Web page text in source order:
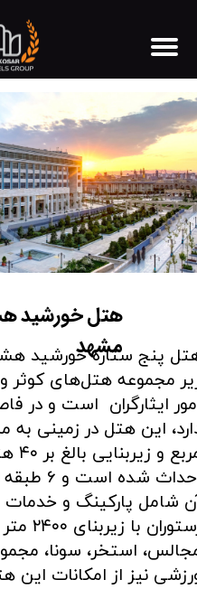
هتل خورشید
مشهد
پنج ستاره خورشید
مجموعه هتل‌های کوثر
شامل پارکینگ و
استخر، سونا،
نیز از امکانات